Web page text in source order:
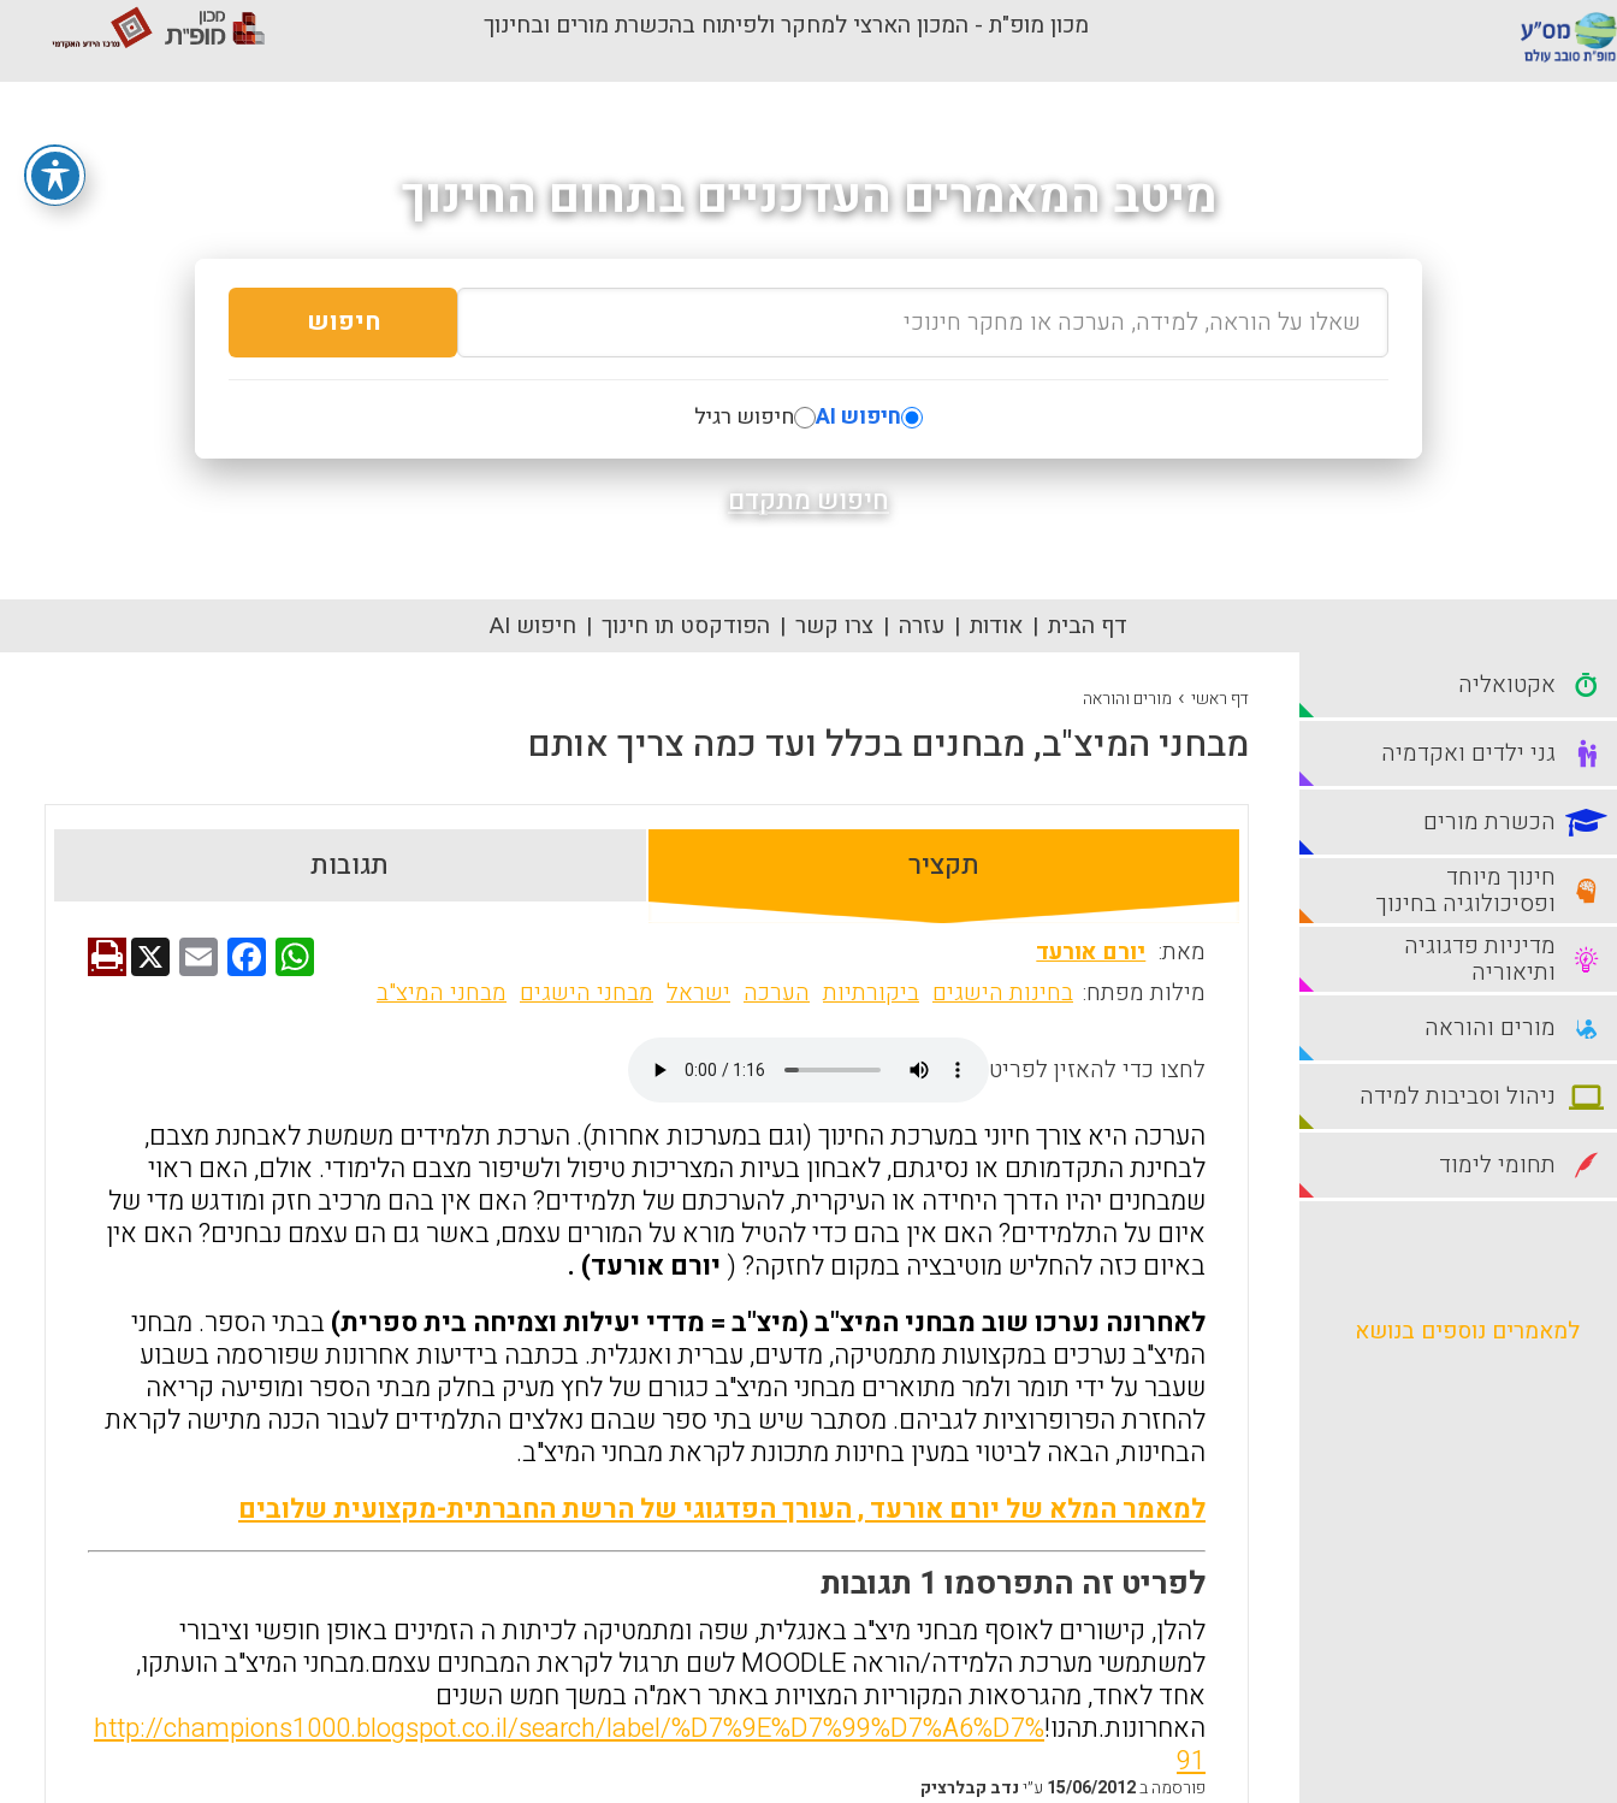
מכון מופ"ת - המכון הארצי למחקר ולפיתוח בהכשרת מורים ובחינוך
מיטב המאמרים העדכניים בתחום החינוך
חיפוש
חיפוש AI חיפוש רגיל
חיפוש מתקדם
דף הבית אודות עזרה צרו קשר הפודקסט תו חינוך חיפוש AI
דף ראשי › מורים והוראה
מבחני המיצ"ב, מבחנים בכלל ועד כמה צריך אותם
תקציר תגובות
מאת: יורם אורעד W
h
p
p
F
a
o
k
E
m
X
מילות מפתח: בחינות הישגים ביקורתיות הערכה ישראל מבחני הישגים מבחני המיצ"ב
לחצו כדי להאזין לפריט
הערכה היא צורך חיוני במערכת החינוך (וגם במערכות אחרות). הערכת תלמידים משמשת לאבחנת מצבם,
לבחינת התקדמותם או נסיגתם, לאבחון בעיות המצריכות טיפול ולשיפור מצבם הלימודי. אולם, האם ראוי
שמבחנים יהיו הדרך היחידה או העיקרית, להערכתם של תלמידים? האם אין בהם מרכיב חזק ומודגש מדי של
איום על התלמידים? האם אין בהם כדי להטיל מורא על המורים עצמם, באשר גם הם עצמם נבחנים? האם אין
באיום כזה להחליש מוטיבציה במקום לחזקה? ( יורם אורעד) .
לאחרונה נערכו שוב מבחני המיצ"ב (מיצ"ב = מדדי יעילות וצמיחה בית ספרית) בבתי הספר. מבחני
המיצ"ב נערכים במקצועות מתמטיקה, מדעים, עברית ואנגלית. בכתבה בידיעות אחרונות שפורסמה בשבוע
שעבר על ידי תומר ולמר מתוארים מבחני המיצ"ב כגורם של לחץ מעיק בחלק מבתי הספר ומופיעה קריאה
להחזרת הפרופרוציות לגביהם. מסתבר שיש בתי ספר שבהם נאלצים התלמידים לעבור הכנה מתישה לקראת
הבחינות, הבאה לביטוי במעין בחינות מתכונת לקראת מבחני המיצ"ב.
למאמר המלא של יורם אורעד , העורך הפדגוגי של הרשת החברתית-מקצועית שלובים
לפריט זה התפרסמו 1 תגובות
להלן, קישורים לאוסף מבחני מיצ"ב באנגלית, שפה ומתמטיקה לכיתות ה הזמינים באופן חופשי וציבורי
למשתמשי מערכת הלמידה/הוראה MOODLE לשם תרגול לקראת המבחנים עצמם.מבחני המיצ"ב הועתקו,
אחד לאחד, מהגרסאות המקוריות המצויות באתר ראמ"ה במשך חמש השנים
האחרונות.תהנו!http://champions1000.blogspot.co.il/search/label/%D7%9E%D7%99%D7%A6%D7%
91
פורסמה ב15/06/2012 ע״ינדב קבלרציק
אקטואליה
גני ילדים ואקדמיה
הכשרת מורים
חינוך מיוחד
ופסיכולוגיה בחינוך
מדיניות פדגוגיה
ותיאוריה
מורים והוראה
ניהול וסביבות למידה
תחומי לימוד
למאמרים נוספים בנושא